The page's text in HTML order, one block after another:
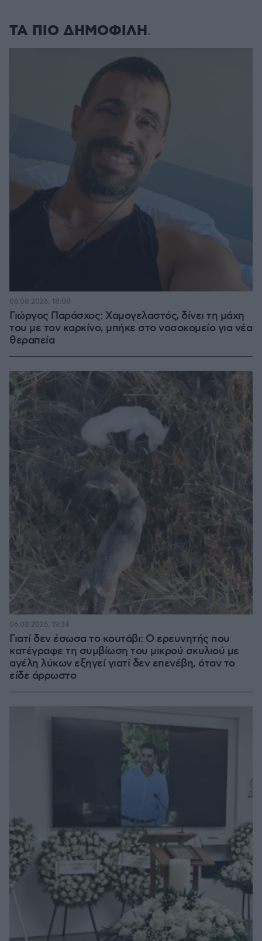
ΤΑ ΠΙΟ ΔΗΜΟΦΙΛΗ
Γιώργος Παράσχος: Χαμογελαστός, δίνει τη μάχη
του με τον καρκίνο, μπήκε στο νοσοκομείο για νέα
θεραπεία
06.08.2026, 18:00
Γιατί δεν έσωσα το κουτάβι: Ο ερευνητής που
κατέγραφε τη συμβίωση του μικρού σκυλιού με
αγέλη λύκων εξηγεί γιατί δεν επενέβη, όταν το
είδε άρρωστο
06.08.2026, 19:34